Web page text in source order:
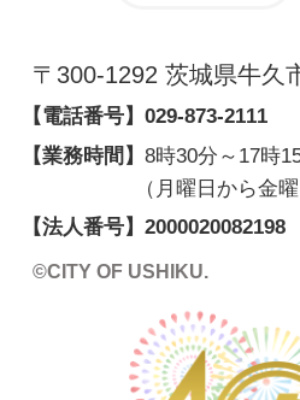
〒300-1292 茨城県牛久
【電話番号】 029-873-2111
【業務時間】 8時30分～17時
（月曜日から金
【法人番号】2000020082198
©CITY OF USHIKU.